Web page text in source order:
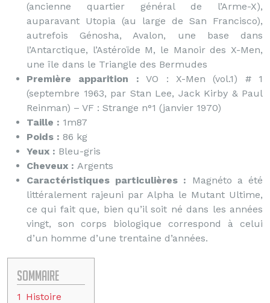
(ancienne quartier général de l’Arme-X),
auparavant Utopia (au large de San Francisco),
autrefois Génosha, Avalon, une base dans
l’Antarctique, l’Astéroïde M, le Manoir des X-Men,
une île dans le Triangle des Bermudes
Première apparition : VO : X-Men (vol.1) # 1
(septembre 1963, par Stan Lee, Jack Kirby & Paul
Reinman) – VF : Strange n°1 (janvier 1970)
Taille : 1m87
Poids : 86 kg
Yeux : Bleu-gris
Cheveux : Argents
Caractéristiques particulières : Magnéto a été
littéralement rajeuni par Alpha le Mutant Ultime,
ce qui fait que, bien qu’il soit né dans les années
vingt, son corps biologique correspond à celui
d’un homme d’une trentaine d’années.
Sommaire
1 Histoire